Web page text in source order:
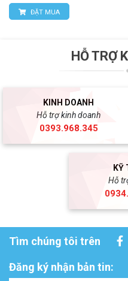
ĐẶT MUA
HỖ TRỢ
KINH DOANH
Hỗ trợ kinh doanh
0393.968.345
KỸ
Hỗ
Tìm chúng tôi trên
Đăng ký nhận bản tin: